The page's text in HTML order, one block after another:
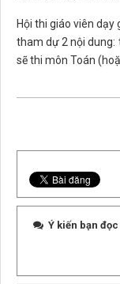
Hội thi giáo viên
tham dự 2 nội dung:
sẽ thi môn Toán
Ý kiến bạn đọc